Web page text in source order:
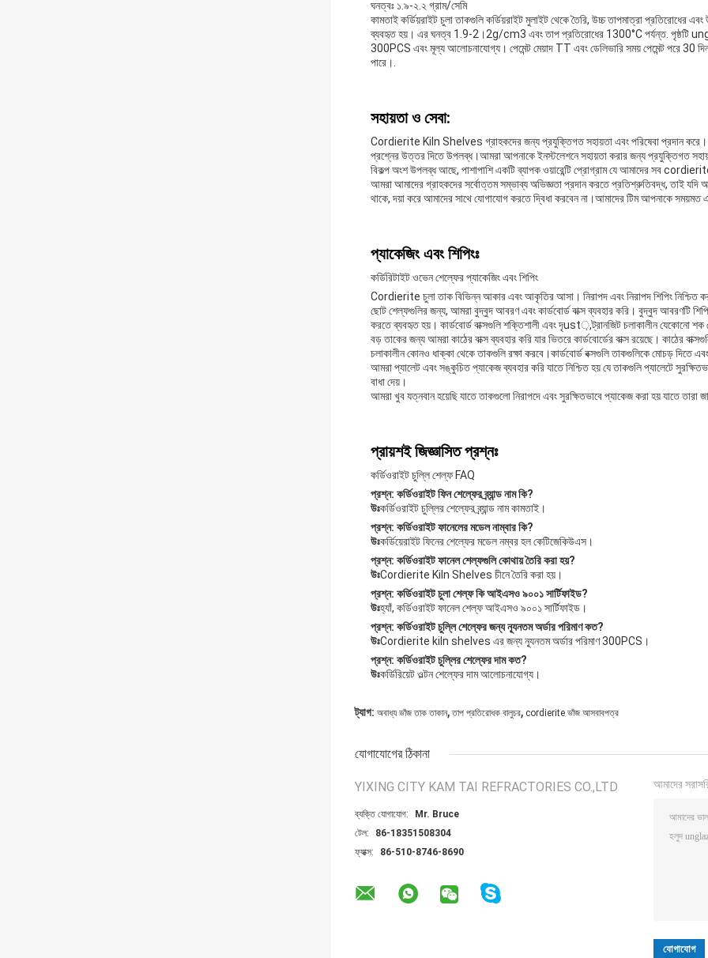
ঘনত্বঃ ১.৯-২.২ গ্রাম/সেমি
কামতাই কর্ডিয়রাইট চুলা তাকগুলি কর্ডিয়রাইট মুলাইট থেকে তৈরি, উচ্চ তাপমাত্রা প্রতিরোধের
ব্যবহৃত হয়। এর ঘনত্ব 1.9-2।2g/cm3 এবং তাপ প্রতিরোধের 1300°C পর্যন্ত. পৃষ্ঠটি
300PCS এবং মূল্য আলোচনাযোগ্য। পেমেন্ট মেয়াদ TT এবং ডেলিভারি সময় পেমেন্ট পরে 30
পারে।.
সহায়তা ও সেবা:
Cordierite Kiln Shelves গ্রাহকদের জন্য প্রযুক্তিগত সহায়তা এবং পরিষেবা প্রদান করে।
প্রশ্নের উত্তর দিতে উপলব্ধ।আমরা আপনাকে ইনস্টলেশনে সহায়তা করার জন্য প্রযুক্তিগত
বিকল্প অংশ উপলব্ধ আছে, পাশাপাশি একটি ব্যাপক ওয়ারেন্টি প্রোগ্রাম যে আমাদের সব
আমরা আমাদের গ্রাহকদের সর্বোত্তম সম্ভাব্য অভিজ্ঞতা প্রদান করতে প্রতিশ্রুতিবদ্ধ,
থাকে, দয়া করে আমাদের সাথে যোগাযোগ করতে দ্বিধা করবেন না।আমাদের টিম আপনাকে সময়মত
প্যাকেজিং এবং শিপিংঃ
কর্ডিরিটাইট ওভেন শেল্ফের প্যাকেজিং এবং শিপিং
Cordierite চুলা তাক বিভিন্ন আকার এবং আকৃতির আসা। নিরাপদ এবং নিরাপদ শিপিং নিশ্চিত
ছোট শেল্ফগুলির জন্য, আমরা বুদ্বুদ আবরণ এবং কার্ডবোর্ড বাক্স ব্যবহার করি। বুদ্বুদ আবরণটি
করতে ব্যবহৃত হয়। কার্ডবোর্ড বাক্সগুলি শক্তিশালী এবং দৃust়,ট্রানজিট চলাকালীন যেকোনো শক
বড় তাকের জন্য আমরা কাঠের বাক্স ব্যবহার করি যার ভিতরে কার্ডবোর্ডের বাক্স রয়েছে। কাঠের
চলাকালীন কোনও ধাক্কা থেকে তাকগুলি রক্ষা করবে।কার্ডবোর্ড বক্সগুলি তাকগুলিকে মোচড় দিতে
আমরা প্যালেট এবং সঙ্কুচিত প্যাকেজ ব্যবহার করি যাতে নিশ্চিত হয় যে তাকগুলি প্যালেটে
বাধা দেয়।
আমরা খুব যত্নবান হয়েছি যাতে তাকগুলো নিরাপদে এবং সুরক্ষিতভাবে প্যাকেজ করা হয় যাতে তারা
প্রায়শই জিজ্ঞাসিত প্রশ্নঃ
কর্ডিওরাইট চুল্লি শেল্ফ FAQ
প্রশ্ন: কর্ডিওরাইট ফিন শেল্ফের ব্র্যান্ড নাম কি?
উঃকর্ডিওরাইট চুল্লির শেল্ফের ব্র্যান্ড নাম কামতাই।
প্রশ্ন: কর্ডিওরাইট ফানেলের মডেল নাম্বার কি?
উঃকর্ডিয়েরাইট ফিনের শেল্ফের মডেল নম্বর হল কেটিজেকিউএস।
প্রশ্ন: কর্ডিওরাইট ফানেল শেল্ফগুলি কোথায় তৈরি করা হয়?
উঃCordierite Kiln Shelves চীনে তৈরি করা হয়।
প্রশ্ন: কর্ডিওরাইট চুলা শেল্ফ কি আইএসও ৯০০১ সার্টিফাইড?
উঃহ্যাঁ, কর্ডিওরাইট ফানেল শেল্ফ আইএসও ৯০০১ সার্টিফাইড।
প্রশ্ন: কর্ডিওরাইট চুল্লি শেল্ফের জন্য ন্যূনতম অর্ডার পরিমাণ কত?
উঃCordierite kiln shelves এর জন্য ন্যূনতম অর্ডার পরিমাণ 300PCS।
প্রশ্ন: কর্ডিওরাইট চুল্লির শেল্ফের দাম কত?
উঃকর্ডিরিয়েট ওল্টন শেল্ফের দাম আলোচনাযোগ্য।
ট্যাগ: অবাধ্য ভাঁজ তাক তাকান, তাপ প্রতিরোধক বালুচর, cordierite ভাঁজ আসবাবপত্র
যোগাযোগের ঠিকানা
YIXING CITY KAM TAI REFRACTORIES CO.,LTD
ব্যক্তি যোগাযোগ:
Mr. Bruce
টেল:
86-18351508304
ফ্যাক্স:
86-510-8746-8690
আমাদের